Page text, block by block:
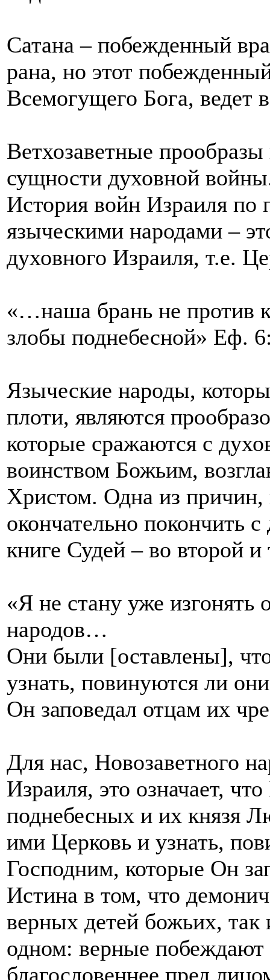
Сатана – побежденный
рана, но этот
Всемогущего Бога, ведет
Ветхозаветные
сущности духовной
История войн Израиля
языческими народами –
духовного Израиля, т.е.
«…наша брань не против
злобы поднебесной» Еф.
Языческие народы,
плоти, являются
которые сражаются с
воинством Божьим,
Христом. Одна из
окончательно покончить
книге Судей – во второй и
«Я не стану уже изгонять
народов…
Они были [оставлены],
узнать, повинуются ли
Он заповедал отцам их
Для нас, Новозаветного
Израиля, это означает,
поднебесных и их князя
ими Церковь и узнать,
Господним, которые Он
Истина в том, что
верных детей божьих, так
одном: верные побеждают
благословеннее пред